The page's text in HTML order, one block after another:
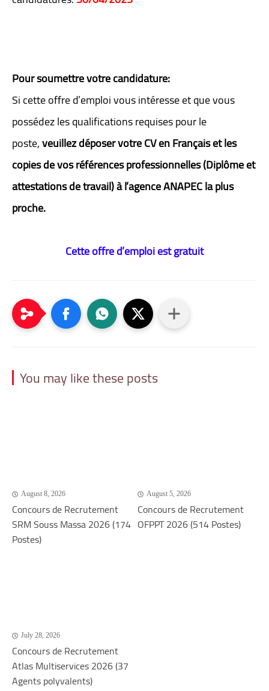
Pour soumettre votre candidature:
Si cette offre d’emploi vous intéresse et que vous
possédez les qualifications requises pour le
poste,veuillez déposer votre CV en Français et les
copies de vos références professionnelles (Diplôme et
attestations de travail) à l’agence ANAPEC la plus
proche.
Cette offre d’emploi est gratuit
You may like these posts
August 8, 2026
Concours de Recrutement
SRM Souss Massa 2026 (174
Postes)
August 5, 2026
Concours de Recrutement
OFPPT 2026 (514 Postes)
July 28, 2026
Concours de Recrutement
Atlas Multiservices 2026 (37
Agents polyvalents)